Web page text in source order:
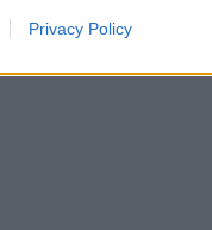
Privacy Policy